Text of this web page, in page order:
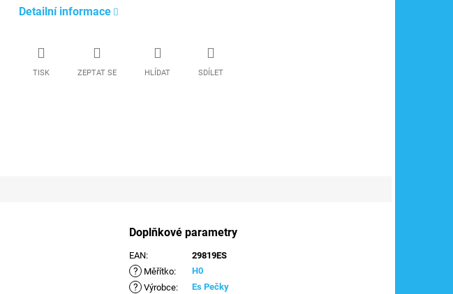
Detailní informace
TISK ZEPTAT SE HLÍDAT SDÍLET
Doplňkové parametry
EAN: 29819ES
? Měřítko: H0
? Výrobce: Es Pečky